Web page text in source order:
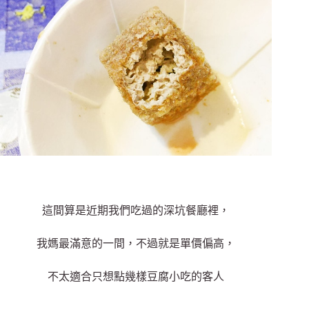
這間算是近期我們吃過的深坑餐廳裡，
我媽最滿意的一間，不過就是單價偏高，
不太適合只想點幾樣豆腐小吃的客人